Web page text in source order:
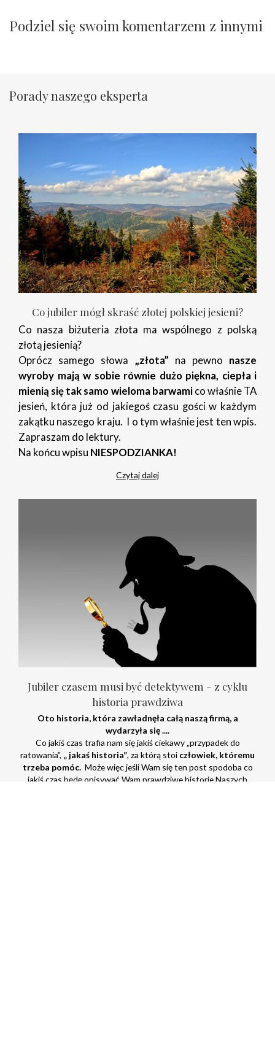
Podziel się swoim komentarzem z innymi
Porady naszego eksperta
Co jubiler mógł skraść złotej polskiej jesieni?
Co nasza biżuteria złota ma wspólnego z polską
złotą jesienią?
Oprócz samego słowa „złota” na pewno nasze
wyroby mają w sobie równie dużo piękna, ciepła i
mienią się tak samo wieloma barwamico właśnie TA
jesień, która już od jakiegoś czasu gości w każdym
zakątku naszego kraju. I o tym właśnie jest ten wpis.
Zapraszam do lektury.
Na końcu wpisu NIESPODZIANKA!
Czytaj dalej
Jubiler czasem musi być detektywem - z cyklu
historia prawdziwa
Oto historia, która zawładnęła całą naszą firmą, a
wydarzyła się ....
Co jakiś czas trafia nam się jakiś ciekawy „przypadek do
ratowania”, „ jakaś historia”, za którą stoi człowiek, któremu
trzeba pomóc.Może więc jeśli Wam się ten post spodoba co
jakiś czas będę opisywać Wam prawdziwe historie Naszych